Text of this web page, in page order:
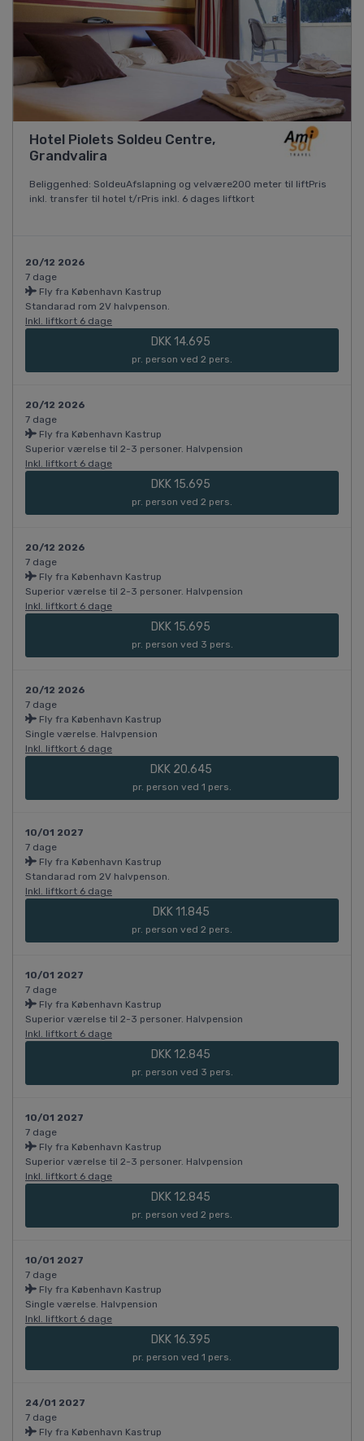
Hotel Piolets Soldeu Centre,
Grandvalira
Beliggenhed: SoldeuAfslapning og velvære200 meter til liftPris
inkl. transfer til hotel t/rPris inkl. 6 dages liftkort
20/12 2026
7 dage
Fly fra København Kastrup
Standarad rom 2V halvpenson.
Inkl. liftkort 6 dage
DKK 14.695
pr. person ved 2 pers.
20/12 2026
7 dage
Fly fra København Kastrup
Superior værelse til 2-3 personer. Halvpension
Inkl. liftkort 6 dage
DKK 15.695
pr. person ved 2 pers.
20/12 2026
7 dage
Fly fra København Kastrup
Superior værelse til 2-3 personer. Halvpension
Inkl. liftkort 6 dage
DKK 15.695
pr. person ved 3 pers.
20/12 2026
7 dage
Fly fra København Kastrup
Single værelse. Halvpension
Inkl. liftkort 6 dage
DKK 20.645
pr. person ved 1 pers.
10/01 2027
7 dage
Fly fra København Kastrup
Standarad rom 2V halvpenson.
Inkl. liftkort 6 dage
DKK 11.845
pr. person ved 2 pers.
10/01 2027
7 dage
Fly fra København Kastrup
Superior værelse til 2-3 personer. Halvpension
Inkl. liftkort 6 dage
DKK 12.845
pr. person ved 3 pers.
10/01 2027
7 dage
Fly fra København Kastrup
Superior værelse til 2-3 personer. Halvpension
Inkl. liftkort 6 dage
DKK 12.845
pr. person ved 2 pers.
10/01 2027
7 dage
Fly fra København Kastrup
Single værelse. Halvpension
Inkl. liftkort 6 dage
DKK 16.395
pr. person ved 1 pers.
24/01 2027
7 dage
Fly fra København Kastrup